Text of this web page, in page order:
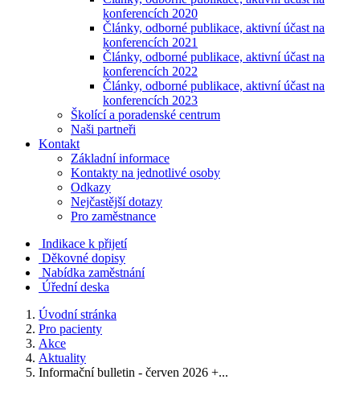
konferencích 2020
Články, odborné publikace, aktivní účast na
konferencích 2021
Články, odborné publikace, aktivní účast na
konferencích 2022
Články, odborné publikace, aktivní účast na
konferencích 2023
Školící a poradenské centrum
Naši partneři
Kontakt
Základní informace
Kontakty na jednotlivé osoby
Odkazy
Nejčastější dotazy
Pro zaměstnance
Indikace k přijetí
Děkovné dopisy
Nabídka zaměstnání
Úřední deska
Úvodní stránka
Pro pacienty
Akce
Aktuality
Informační bulletin - červen 2026 +...